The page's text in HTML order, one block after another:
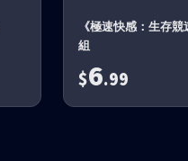
《極速快感：生存
組
$6.99